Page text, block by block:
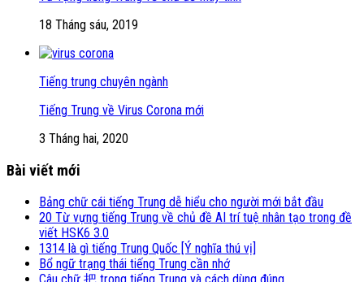
18 Tháng sáu, 2019
Tiếng trung chuyên ngành
Tiếng Trung về Virus Corona mới
3 Tháng hai, 2020
Bài viết mới
Bảng chữ cái tiếng Trung dễ hiểu cho người mới bắt đầu
20 Từ vựng tiếng Trung về chủ đề AI trí tuệ nhân tạo trong đề
viết HSK6 3.0
1314 là gì tiếng Trung Quốc [Ý nghĩa thú vị]
Bổ ngữ trạng thái tiếng Trung cần nhớ